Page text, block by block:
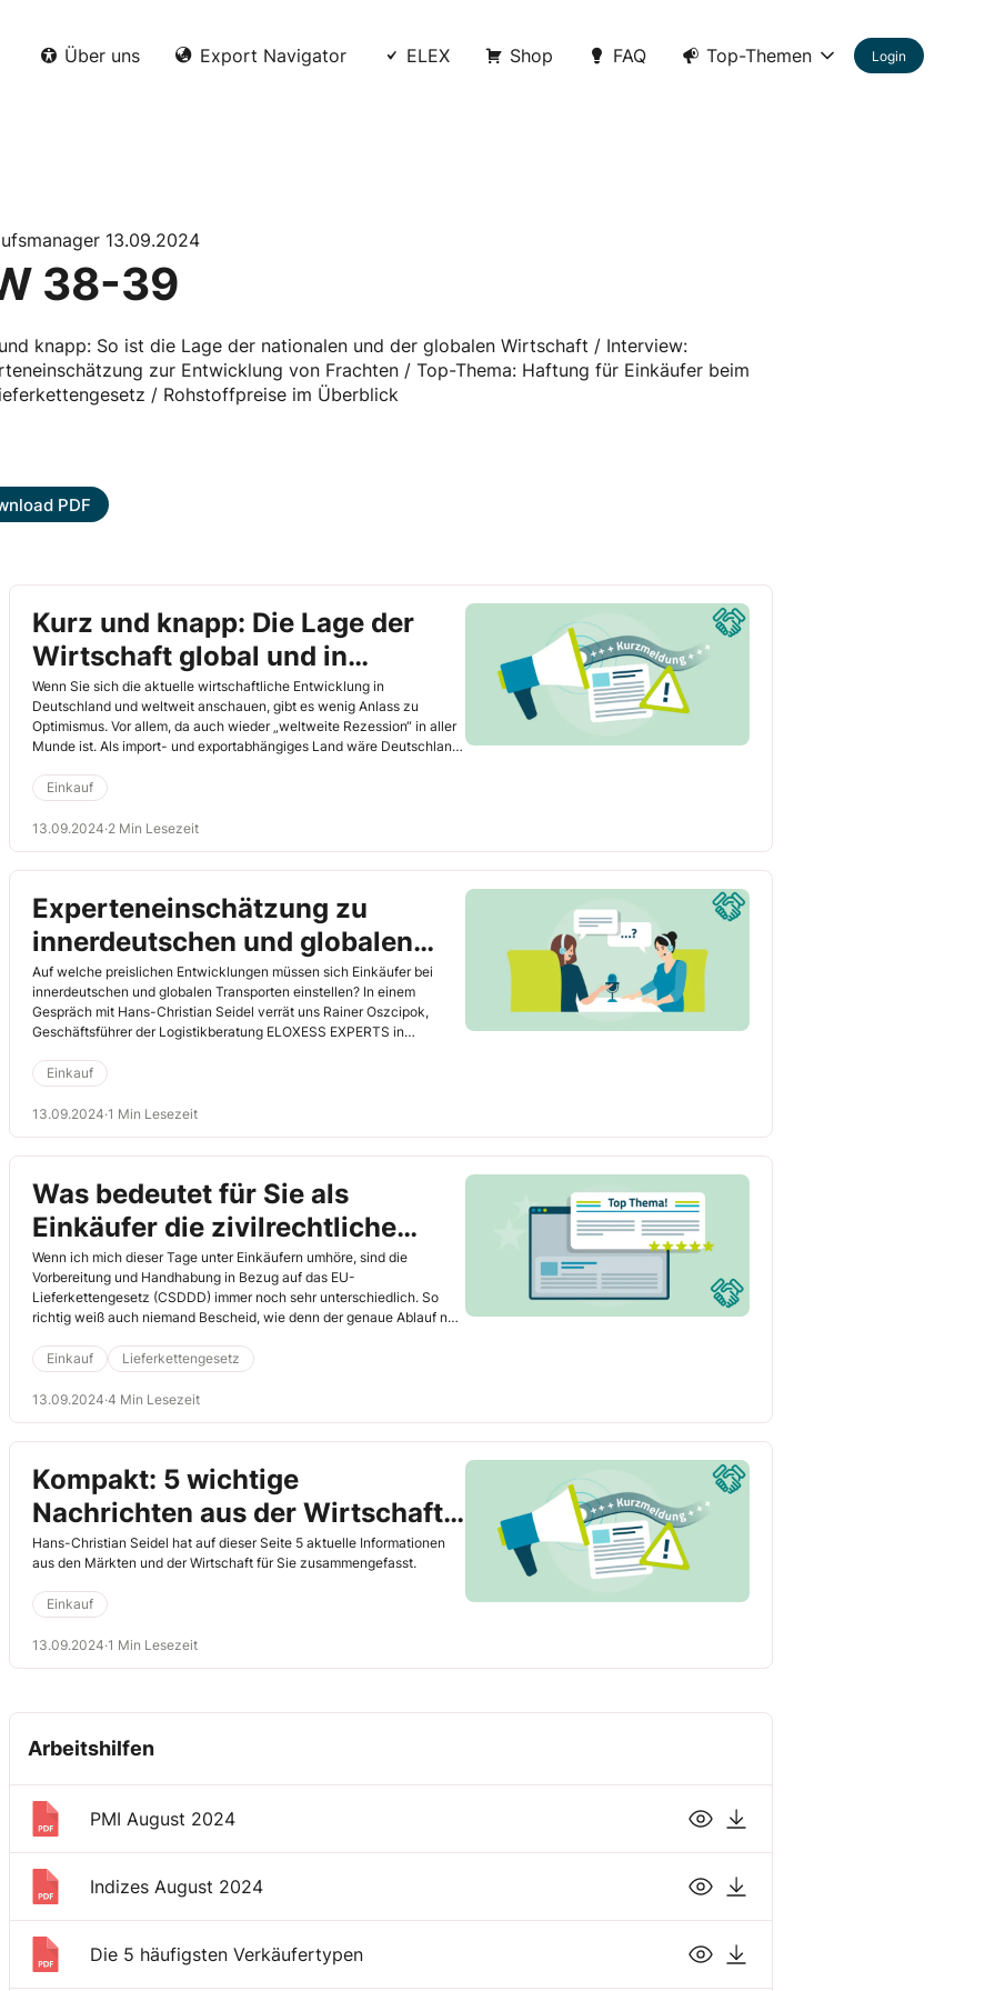
Über uns Export Navigator ELEX Shop FAQ Top-Themen Login
13.09.2024
38-39
knapp: So ist die Lage der nationalen und der globalen Wirtschaft / Interview:
zur Entwicklung von Frachten / Top-Thema: Haftung für Einkäufer beim
/ Rohstoffpreise im Überblick
PDF
Kurz und knapp: Die Lage der
Wirtschaft global und in
Deutschland
Wenn Sie sich die aktuelle wirtschaftliche Entwicklung in
Deutschland und weltweit anschauen, gibt es wenig Anlass zu
Optimismus. Vor allem, da auch wieder „weltweite Rezession“ in aller
Munde ist. Als import- und exportabhängiges Land wäre Deutschland
Einkauf
13.09.2024·2 Min Lesezeit
Experteneinschätzung zu
innerdeutschen und globalen
Transporten
Auf welche preislichen Entwicklungen müssen sich Einkäufer bei
innerdeutschen und globalen Transporten einstellen? In einem
Gespräch mit Hans-Christian Seidel verrät uns Rainer Oszcipok,
Geschäftsführer der Logistikberatung ELOXESS EXPERTS in
Einkauf
13.09.2024·1 Min Lesezeit
Was bedeutet für Sie als
Einkäufer die zivilrechtliche
Haftung beim EU-
Lieferkettengesetz?
Wenn ich mich dieser Tage unter Einkäufern umhöre, sind die
Vorbereitung und Handhabung in Bezug auf das EU-
Lieferkettengesetz (CSDDD) immer noch sehr unterschiedlich. So
richtig weiß auch niemand Bescheid, wie denn der genaue Ablauf nun
Lieferkettengesetz (LkSG) – neben der Prüfung von mittelbaren
Lieferanten auch noch eine zivilrechtliche Haftung enthält, schwebt
dieser höchst bedenkliche Zustand wie ein Damoklesschwert über
inklusive Handlungsempfehlungen – ist, hat Hans-Christian Seidel mit
Einkauf Lieferkettengesetz
13.09.2024·4 Min Lesezeit
Kompakt: 5 wichtige
Nachrichten aus der Wirtschaft –
KW 38-39
Hans-Christian Seidel hat auf dieser Seite 5 aktuelle Informationen
aus den Märkten und der Wirtschaft für Sie zusammengefasst.
Einkauf
13.09.2024·1 Min Lesezeit
Arbeitshilfen
PMI August 2024
Indizes August 2024
Die 5 häufigsten Verkäufertypen